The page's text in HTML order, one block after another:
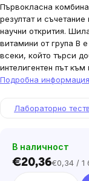
Първокласна
резултат и
научни открития.
витамини от група В
всеки, който търси
интелигентен път
Подробна информация
Лабораторно
В наличност
€20,36Цена
€0,34 / 1